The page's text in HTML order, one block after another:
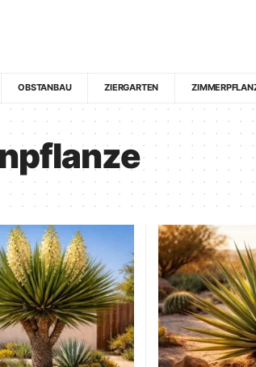
OBSTANBAU ZIERGARTEN